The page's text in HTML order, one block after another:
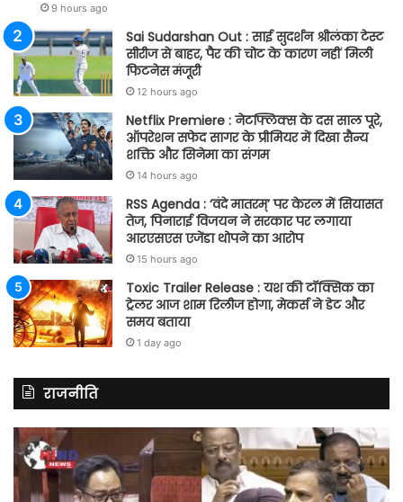
9 hours ago
Sai Sudarshan Out : साई सुदर्शन श्रीलंका टेस्ट
सीरीज से बाहर, पैर की चोट के कारण नहीं मिली
फिटनेस मंजूरी
12 hours ago
Netflix Premiere : नेटफ्लिक्स के दस साल पूरे,
ऑपरेशन सफेद सागर के प्रीमियर में दिखा सैन्य
शक्ति और सिनेमा का संगम
14 hours ago
RSS Agenda : ‘वंदे मातरम्’ पर केरल में सियासत
तेज, पिनाराई विजयन ने सरकार पर लगाया
आरएसएस एजेंडा थोपने का आरोप
15 hours ago
Toxic Trailer Release : यश की टॉक्सिक का
ट्रेलर आज शाम रिलीज होगा, मेकर्स ने डेट और
समय बताया
1 day ago
राजनीति